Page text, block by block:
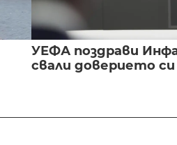
УЕФА поздрави
свали доверието